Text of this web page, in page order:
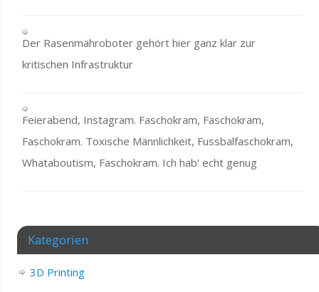
Der Rasenmähroboter gehört hier ganz klar zur
kritischen Infrastruktur
Feierabend, Instagram. Faschokram, Faschokram,
Faschokram. Toxische Männlichkeit, Fussbalfaschokram,
Whataboutism, Faschokram. Ich hab' echt genug
Kategorien
3D Printing